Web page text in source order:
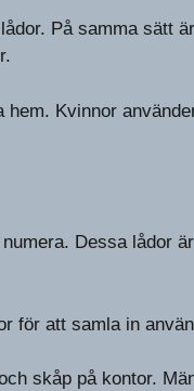
På samma sätt
Kvinnor
Dessa lådor
för att samla in
skåp på kontor.